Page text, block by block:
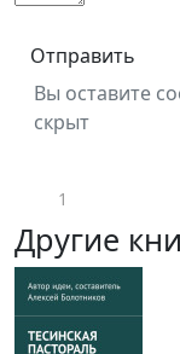
Отправить
Вы оставите
скрыт
1
Другие